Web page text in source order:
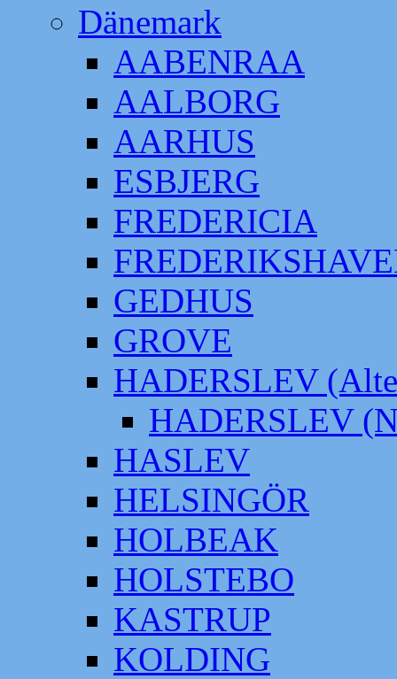
Dänemark
AABENRAA
AALBORG
AARHUS
ESBJERG
FREDERICIA
GEDHUS
GROVE
HADERSLEV
HADERSLEV
HASLEV
HELSINGÖR
HOLBEAK
HOLSTEBO
KASTRUP
KOLDING